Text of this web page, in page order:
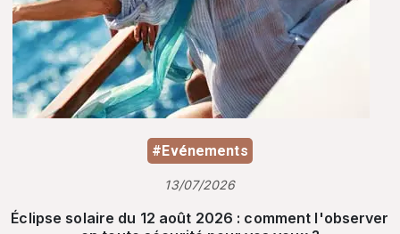
#Evénements
13/07/2026
Éclipse solaire du 12 août 2026 : comment l'observer